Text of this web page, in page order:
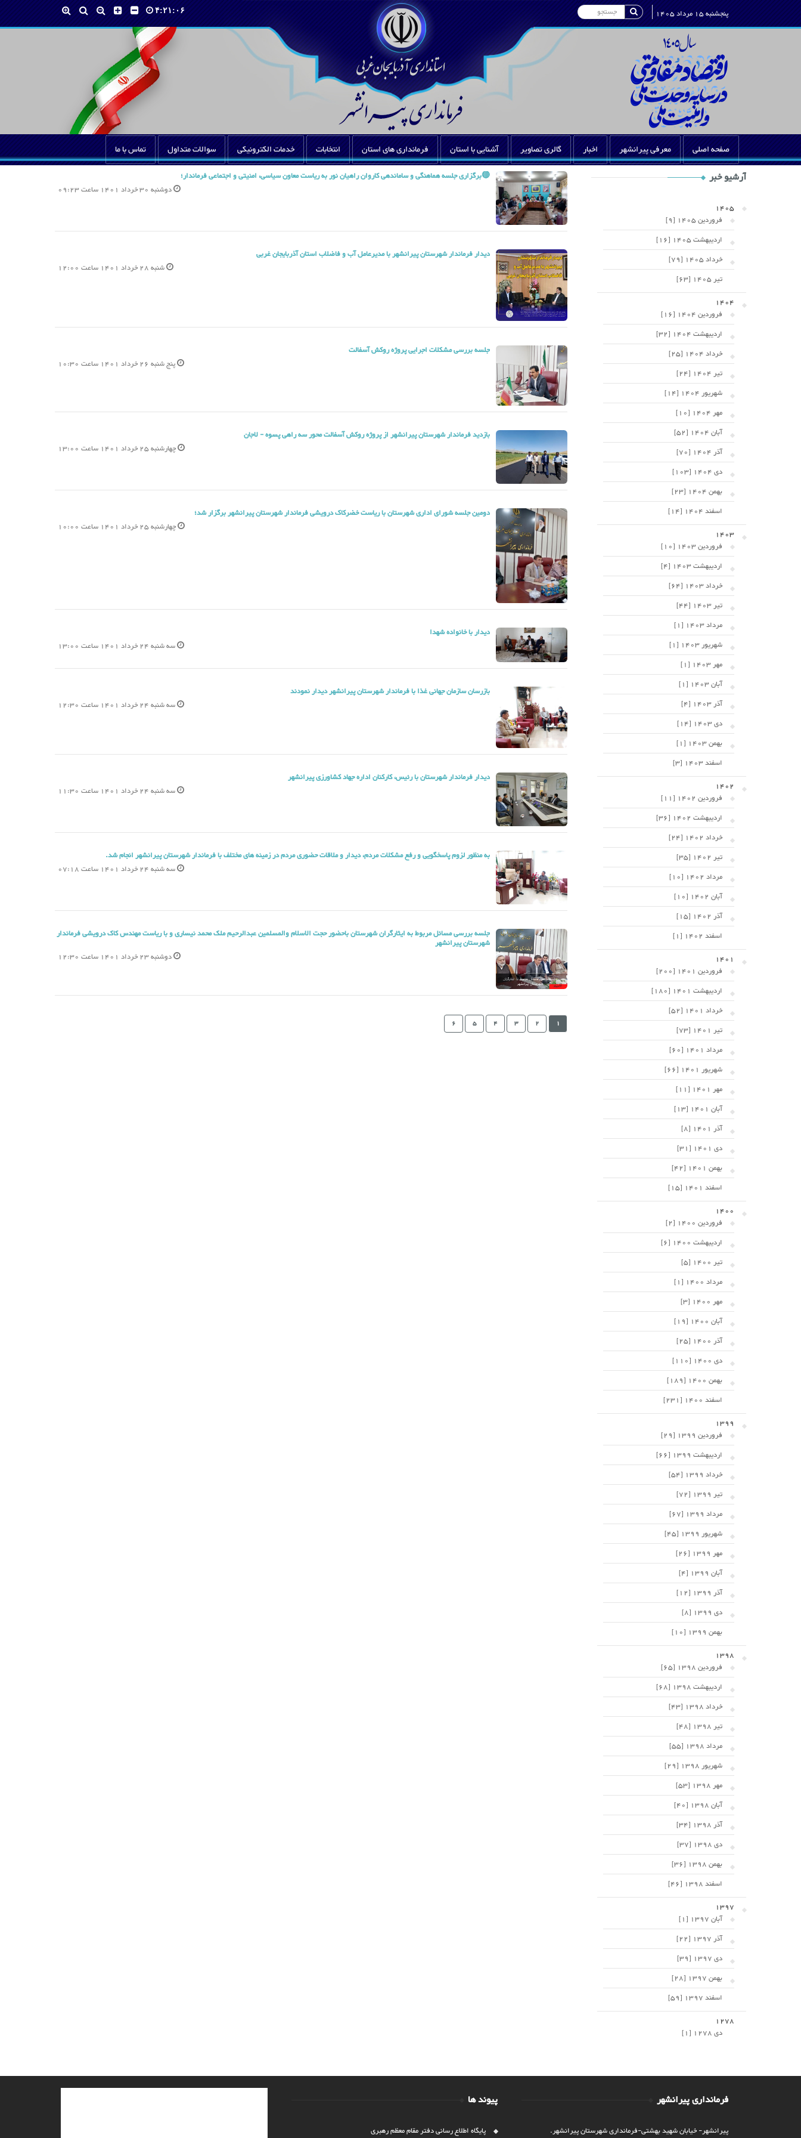
۴:۲۱:۰۷ Search پنجشنبه 15 مرداد 1405
صفحه اصلی معرفی پیرانشهر اخبار گالری تصاویر آشنایی با استان فرمانداری های استان انتخابات خدمات الکترونیکی سوالات متداول تماس با ما
Shop
Category
Widget
آرشیو خبر
1405
فروردین 1405 [9]
اردیبهشت 1405 [16]
خرداد 1405 [79]
تیر 1405 [63]
1404
فروردین 1404 [16]
اردیبهشت 1404 [32]
خرداد 1404 [25]
تیر 1404 [24]
شهریور 1404 [14]
مهر 1404 [10]
آبان 1404 [52]
آذر 1404 [70]
دی 1404 [103]
بهمن 1404 [23]
اسفند 1404 [14]
1403
فروردین 1403 [10]
اردیبهشت 1403 [4]
خرداد 1403 [64]
تیر 1403 [44]
مرداد 1403 [1]
شهریور 1403 [1]
مهر 1403 [1]
آبان 1403 [1]
آذر 1403 [4]
دی 1403 [14]
بهمن 1403 [1]
اسفند 1403 [3]
1402
فروردین 1402 [11]
اردیبهشت 1402 [36]
خرداد 1402 [24]
تیر 1402 [35]
مرداد 1402 [10]
آبان 1402 [10]
آذر 1402 [15]
اسفند 1402 [1]
1401
فروردین 1401 [200]
اردیبهشت 1401 [180]
خرداد 1401 [52]
تیر 1401 [73]
مرداد 1401 [60]
شهریور 1401 [66]
مهر 1401 [11]
آبان 1401 [13]
آذر 1401 [8]
دی 1401 [31]
بهمن 1401 [42]
اسفند 1401 [15]
1400
فروردین 1400 [2]
اردیبهشت 1400 [6]
تیر 1400 [5]
مرداد 1400 [1]
مهر 1400 [3]
آبان 1400 [19]
آذر 1400 [25]
دی 1400 [110]
بهمن 1400 [189]
اسفند 1400 [231]
1399
فروردین 1399 [29]
اردیبهشت 1399 [66]
خرداد 1399 [54]
تیر 1399 [72]
مرداد 1399 [67]
شهریور 1399 [45]
مهر 1399 [26]
آبان 1399 [4]
آذر 1399 [12]
دی 1399 [8]
بهمن 1399 [10]
1398
فروردین 1398 [65]
اردیبهشت 1398 [68]
خرداد 1398 [43]
تیر 1398 [48]
مرداد 1398 [55]
شهریور 1398 [29]
مهر 1398 [53]
آبان 1398 [40]
آذر 1398 [34]
دی 1398 [37]
بهمن 1398 [36]
اسفند 1398 [46]
1397
آبان 1397 [1]
آذر 1397 [22]
دی 1397 [39]
بهمن 1397 [28]
اسفند 1397 [59]
1278
دی 1278 [1]
🔴برگزاری جلسه هماهنگی و ساماندهی کاروان راهیان نور به ریاست معاون سیاسی، امنیتی و اجتماعی فرماندار؛
دوشنبه 30 خرداد 1401 ساعت 09:23
دیدار فرماندار شهرستان پیرانشهر با مدیرعامل آب و فاضلاب استان آذربایجان غربی
شنبه 28 خرداد 1401 ساعت 12:00
جلسه بررسی مشکلات اجرایی پروژه روکش آسفالت
پنج شنبه 26 خرداد 1401 ساعت 10:30
بازدید فرماندار شهرستان پیرانشهر از پروژه روکش آسفالت محور سه راهی پسوه - لاجان
چهارشنبه 25 خرداد 1401 ساعت 13:00
دومین جلسه شورای اداری شهرستان با ریاست خضرکاک درویشی فرماندار شهرستان پیرانشهر برگزار شد؛
چهارشنبه 25 خرداد 1401 ساعت 10:00
دیدار با خانواده شهدا
سه شنبه 24 خرداد 1401 ساعت 13:00
بازرسان سازمان جهانی غذا با فرماندار شهرستان پیرانشهر دیدار نمودند
سه شنبه 24 خرداد 1401 ساعت 12:30
دیدار فرماندار شهرستان با رئیس، کارکنان اداره جهاد کشاورزی پیرانشهر
سه شنبه 24 خرداد 1401 ساعت 11:30
به منظور لزوم پاسخگویی و رفع مشکلات مردم، دیدار و ملاقات حضوری مردم در زمینه های مختلف با فرماندار شهرستان پیرانشهر انجام شد.
سه شنبه 24 خرداد 1401 ساعت 07:18
جلسه بررسی مسائل مربوط به ایثارگران شهرستان باحضور حجت الاسلام والمسلمین عبدالرحیم ملک محمد نیساری و با ریاست مهندس کاک درویشی فرماندار
شهرستان پیرانشهر
دوشنبه 23 خرداد 1401 ساعت 12:30
1
2
3
4
5
6
فرمانداری پیرانشهر
پیرانشهر- خیابان شهید بهشتی-فرمانداری شهرستان پیرانشهر.
پیوند ها
پایگاه اطلاع رسانی دفتر مقام معظم رهبری